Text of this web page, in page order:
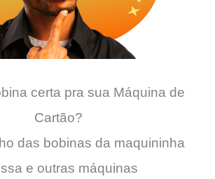
certa pra sua Máquina de
Cartão?
das bobinas da maquininha
e outras máquinas